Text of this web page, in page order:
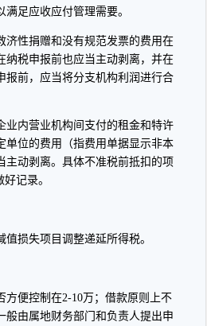
足应收应付管理需要。
性捐赠和没有规范发票的费用在
纳税申报前也应当主动剥离，并在
报前，应当将分支机构利润进行合
内营业机构间支付的租金和特许
单位的费用（指费用单据显示非本
主动剥离。具体不准税前抵扣的项
记录。
损失项目调整递延所得税。
便控制在2-10万；借款原则上不
般由属地财务部门和负责人提出申